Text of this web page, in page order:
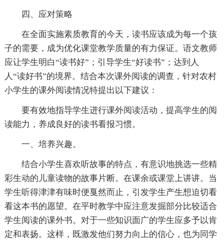
四、应对策略
在全面实施素质教育的今天，读书应该成为每一个孩
子的需要，成为优化课堂教学质量的有力保证。语文教师
应让学生明白“读书好”；引导学生“好读书”；达到人
人“读好书”的境界。结合本次课外阅读的调查，针对农村
小学生的课外阅读情况特提出以下建议：
要有效地指导学生进行课外阅读活动，提高学生的阅
读能力，养成良好的读书看报习惯。
一、培养兴趣。
结合小学生喜欢听故事的特点，有意识地挑选一些精
彩生动的儿童读物的故事片断。在课余或课堂上讲讲。当
学生听得津津有味时便戛然而止，引发学生产生想迫切看
看这本书的愿望。在平时教学中应注意发掘部分比较适合
学生阅读的课外书。对于一些知识面广的学生应多予以肯
定和表扬。这样，既激发他们努力向上的信心，也为同学